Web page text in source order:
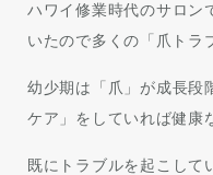
ハワイ修業時代のサロン
いたので多くの「爪トラ
幼少期は「爪」が成長段
ケア」をしていれば健康
既にトラブルを起こして